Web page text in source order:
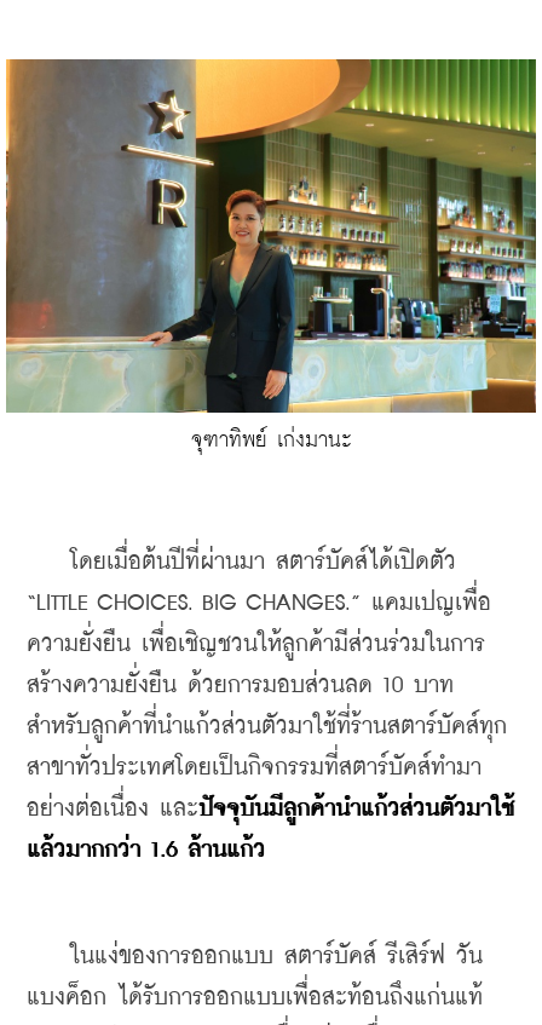
จุฑาทิพย์ เก่งมานะ
โดยเมื่อต้นปีที่ผ่านมา สตาร์บัคส์ได้เปิดตัว
“LITTLE CHOICES. BIG CHANGES.” แคมเปญเพื่อ
ความยั่งยืน เพื่อเชิญชวนให้ลูกค้ามีส่วนร่วมในการ
สร้างความยั่งยืน ด้วยการมอบส่วนลด 10 บาท
สำหรับลูกค้าที่นำแก้วส่วนตัวมาใช้ที่ร้านสตาร์บัคส์ทุก
สาขาทั่วประเทศโดยเป็นกิจกรรมที่สตาร์บัคส์ทำมา
อย่างต่อเนื่อง และปัจจุบันมีลูกค้านำแก้วส่วนตัวมาใช้
แล้วมากกว่า 1.6 ล้านแก้ว
ในแง่ของการออกแบบ สตาร์บัคส์ รีเสิร์ฟ วัน
แบงค็อก ได้รับการออกแบบเพื่อสะท้อนถึงแก่นแท้